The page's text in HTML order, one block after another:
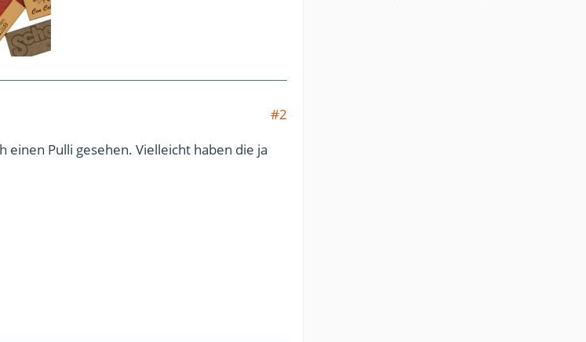
#2
einen Pulli gesehen. Vielleicht haben die ja